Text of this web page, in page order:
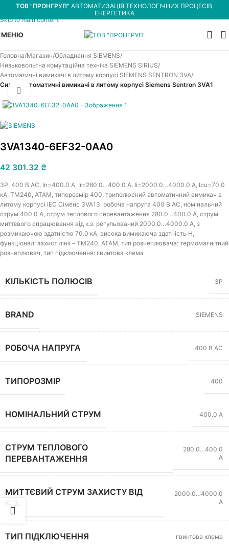
Skip to navigation
Skip to main content
ТОВ "ПРОНГРУП" АВТОМАТИЗАЦІЯ ТЕХНОЛОГІЧНИХ ПРОЦЕСІВ,
ЕНЕРГЕТИКА
МЕНЮ
Головна Магазин Обладнання SIEMENS
Низьковольтна комутаційна техніка SIEMENS SIRIUS
Автоматичні вимикачі в литому корпусі SIEMENS SENTRON 3VA
Силові автоматичні вимикачі в литому корпусі Siemens Sentron 3VA1
3VA1340-6EF32-0AA0
42 301.32 ₴
3P, 400 В АС, In=400.0 A, Ir=280.0…400.0 A, Iі=2000.0…4000.0 A, Icu=70.0
кА, TM240, ATAM, типорозмір 400, триполюсний автоматичний вимикач в
литому корпусі IEC Сіменс 3VA13, робоча напруга 400 В АС, номінальний
струм 400.0 A, струм теплового перевантаження 280.0…400.0 A, струм
миттєвого спрацювання від к.з. регульований 2000.0…4000.0 A, з
розмикаючою здатністю 70.0 кА, висока вимикаюча здатність H,
функціонал: захист лінії – TM240, ATAM, тип розчеплювача: термомагнітний
розчеплювач, тип підключення: гвинтова клема
КІЛЬКІСТЬ ПОЛЮСІВ 3P
BRAND SIEMENS
РОБОЧА НАПРУГА 400 В AC
ТИПОРОЗМІР 400
НОМІНАЛЬНИЙ СТРУМ 400.0 А
СТРУМ ТЕПЛОВОГО
ПЕРЕВАНТАЖЕННЯ
280.0…400.0
А
МИТТЄВИЙ СТРУМ ЗАХИСТУ ВІД
2000.0…4000.0
А
ТИП ПІДКЛЮЧЕННЯ гвинтова клема